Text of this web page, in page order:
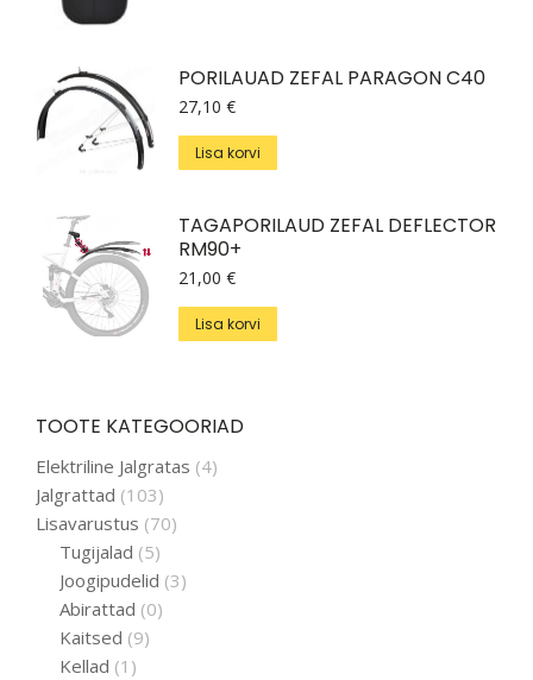
PORILAUAD ZEFAL PARAGON C40
27,10 €
Lisa korvi
TAGAPORILAUD ZEFAL DEFLECTOR
RM90+
21,00 €
Lisa korvi
TOOTE KATEGOORIAD
Elektriline Jalgratas (4)
Jalgrattad (103)
Lisavarustus (70)
Tugijalad (5)
Joogipudelid (3)
Abirattad (0)
Kaitsed (9)
Kellad (1)